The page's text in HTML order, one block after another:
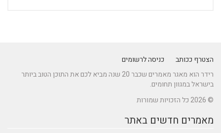
הצטרף ככותב
כניסה לרשומים
רידר הוא מאגר מאמרים שכבר 20 שנה מביא לכם את התוכן הטוב ביותר
בישראל במגוון תחומים.
© 2026 כל הזכויות שמורות
מאמרים חדשים באתר